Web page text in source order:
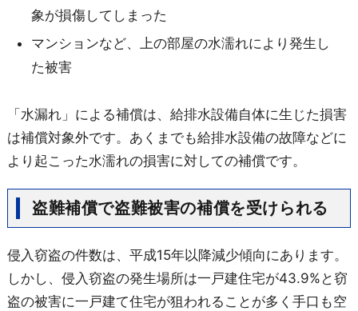
象が損傷してしまった
マンションなど、上の部屋の水濡れにより発生し
た被害
「水漏れ」による補償は、給排水設備自体に生じた損害
は補償対象外です。あくまでも給排水設備の故障などに
より起こった水濡れの損害に対しての補償です。
盗難補償で盗難被害の補償を受けられる
侵入窃盗の件数は、平成15年以降減少傾向にあります。
しかし、侵入窃盗の発生場所は一戸建住宅が43.9%と窃
盗の被害に一戸建て住宅が狙われることが多く手口も空